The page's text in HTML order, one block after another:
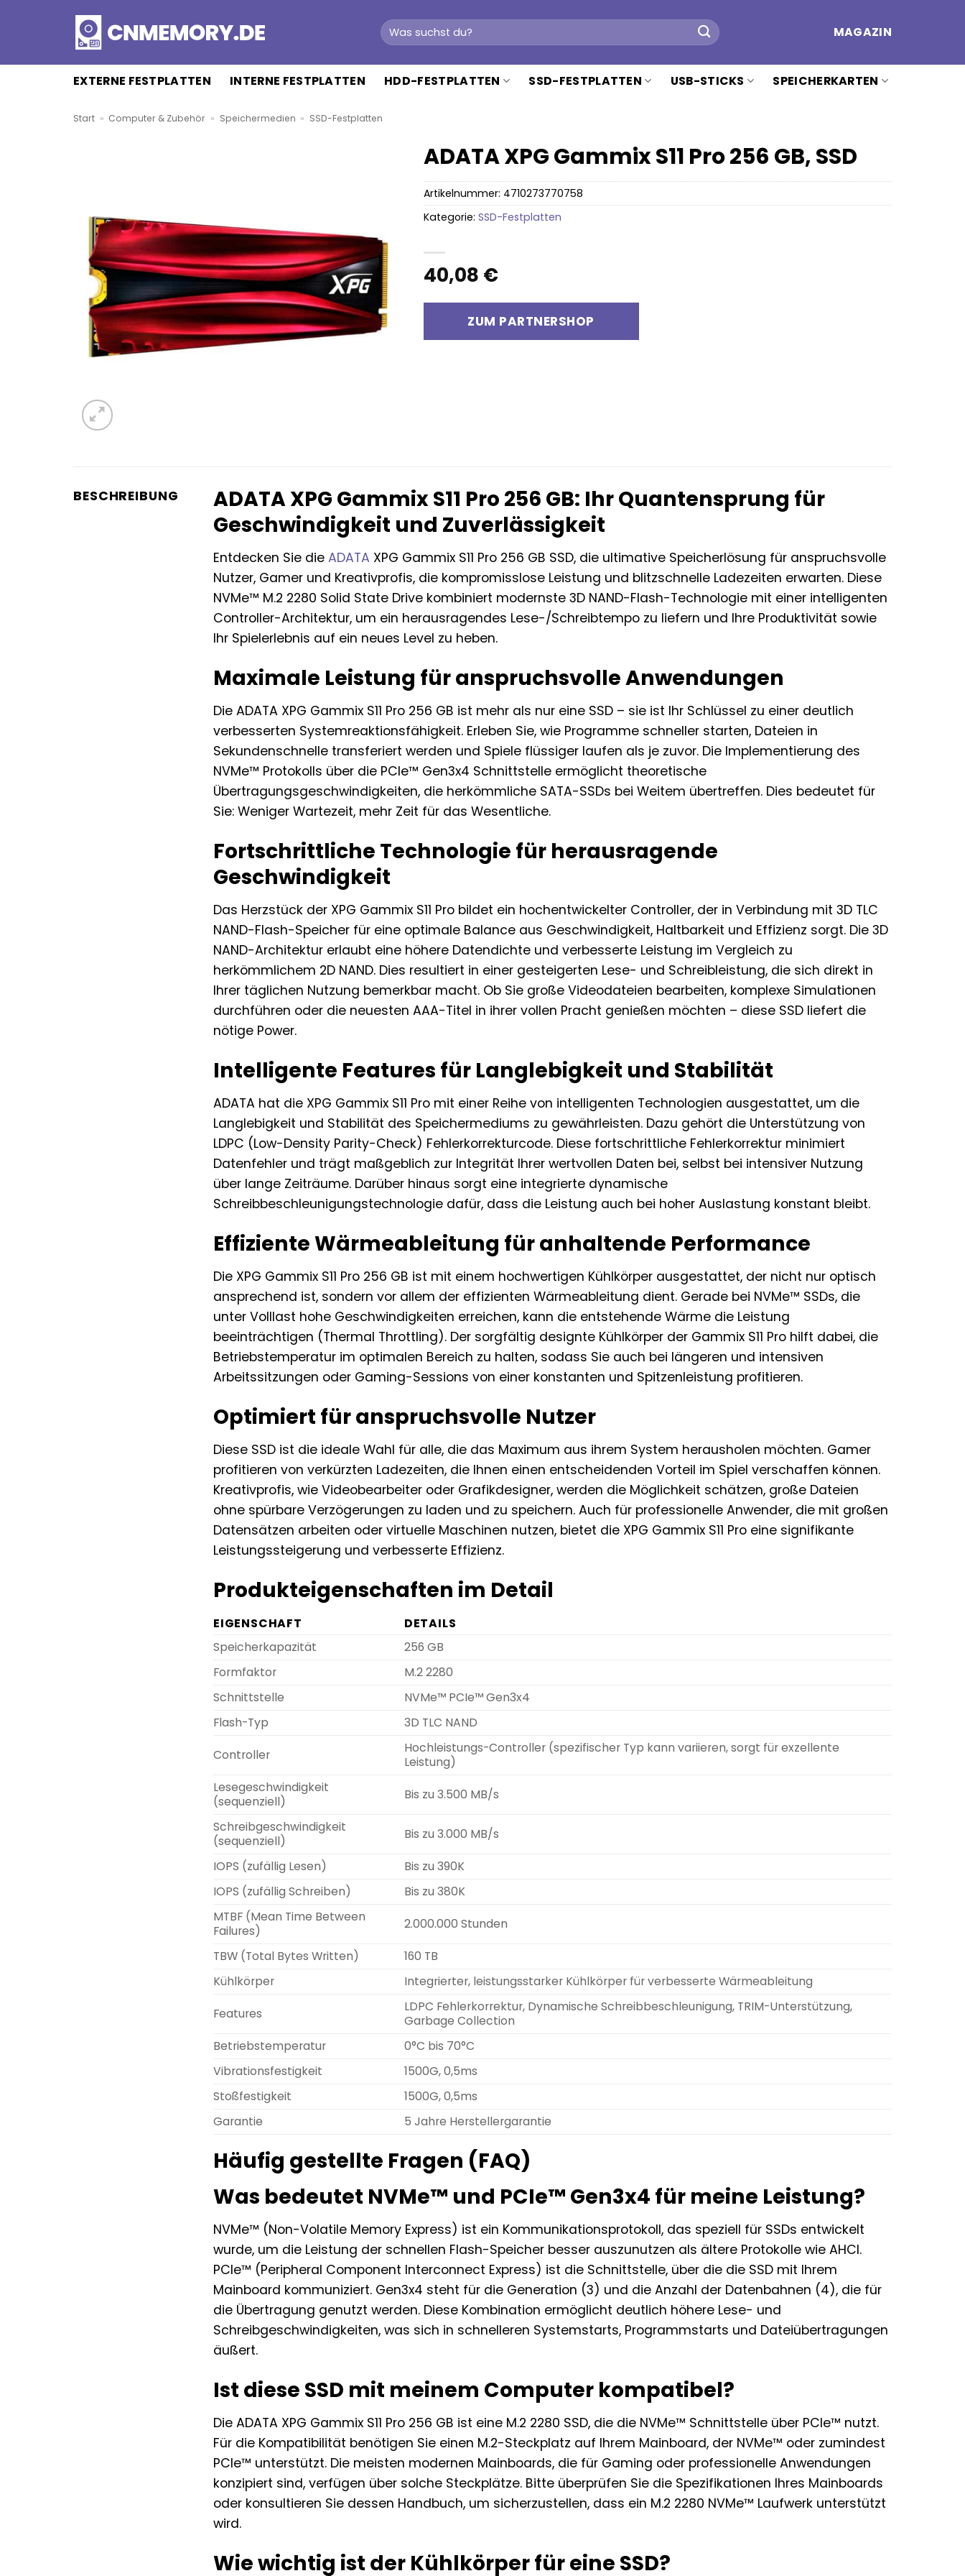
Suchen
nach:
MAGAZIN
EXTERNE FESTPLATTEN INTERNE FESTPLATTEN HDD-FESTPLATTEN SSD-FESTPLATTEN USB-STICKS SPEICHERKARTEN
Start » Computer & Zubehör » Speichermedien » SSD-Festplatten
ADATA XPG Gammix S11 Pro 256 GB, SSD
40,08 €
ZUM PARTNERSHOP
Artikelnummer: 4710273770758
Kategorie: SSD-Festplatten
BESCHREIBUNG
ADATA XPG Gammix S11 Pro 256 GB: Ihr Quantensprung für
Geschwindigkeit und Zuverlässigkeit
Entdecken Sie die ADATA XPG Gammix S11 Pro 256 GB SSD, die ultimative Speicherlösung für anspruchsvolle
Nutzer, Gamer und Kreativprofis, die kompromisslose Leistung und blitzschnelle Ladezeiten erwarten. Diese
NVMe™ M.2 2280 Solid State Drive kombiniert modernste 3D NAND-Flash-Technologie mit einer intelligenten
Controller-Architektur, um ein herausragendes Lese-/Schreibtempo zu liefern und Ihre Produktivität sowie
Ihr Spielerlebnis auf ein neues Level zu heben.
Maximale Leistung für anspruchsvolle Anwendungen
Die ADATA XPG Gammix S11 Pro 256 GB ist mehr als nur eine SSD – sie ist Ihr Schlüssel zu einer deutlich
verbesserten Systemreaktionsfähigkeit. Erleben Sie, wie Programme schneller starten, Dateien in
Sekundenschnelle transferiert werden und Spiele flüssiger laufen als je zuvor. Die Implementierung des
NVMe™ Protokolls über die PCIe™ Gen3x4 Schnittstelle ermöglicht theoretische
Übertragungsgeschwindigkeiten, die herkömmliche SATA-SSDs bei Weitem übertreffen. Dies bedeutet für
Sie: Weniger Wartezeit, mehr Zeit für das Wesentliche.
Fortschrittliche Technologie für herausragende
Geschwindigkeit
Das Herzstück der XPG Gammix S11 Pro bildet ein hochentwickelter Controller, der in Verbindung mit 3D TLC
NAND-Flash-Speicher für eine optimale Balance aus Geschwindigkeit, Haltbarkeit und Effizienz sorgt. Die 3D
NAND-Architektur erlaubt eine höhere Datendichte und verbesserte Leistung im Vergleich zu
herkömmlichem 2D NAND. Dies resultiert in einer gesteigerten Lese- und Schreibleistung, die sich direkt in
Ihrer täglichen Nutzung bemerkbar macht. Ob Sie große Videodateien bearbeiten, komplexe Simulationen
durchführen oder die neuesten AAA-Titel in ihrer vollen Pracht genießen möchten – diese SSD liefert die
nötige Power.
Intelligente Features für Langlebigkeit und Stabilität
ADATA hat die XPG Gammix S11 Pro mit einer Reihe von intelligenten Technologien ausgestattet, um die
Langlebigkeit und Stabilität des Speichermediums zu gewährleisten. Dazu gehört die Unterstützung von
LDPC (Low-Density Parity-Check) Fehlerkorrekturcode. Diese fortschrittliche Fehlerkorrektur minimiert
Datenfehler und trägt maßgeblich zur Integrität Ihrer wertvollen Daten bei, selbst bei intensiver Nutzung
über lange Zeiträume. Darüber hinaus sorgt eine integrierte dynamische
Schreibbeschleunigungstechnologie dafür, dass die Leistung auch bei hoher Auslastung konstant bleibt.
Effiziente Wärmeableitung für anhaltende Performance
Die XPG Gammix S11 Pro 256 GB ist mit einem hochwertigen Kühlkörper ausgestattet, der nicht nur optisch
ansprechend ist, sondern vor allem der effizienten Wärmeableitung dient. Gerade bei NVMe™ SSDs, die
unter Volllast hohe Geschwindigkeiten erreichen, kann die entstehende Wärme die Leistung
beeinträchtigen (Thermal Throttling). Der sorgfältig designte Kühlkörper der Gammix S11 Pro hilft dabei, die
Betriebstemperatur im optimalen Bereich zu halten, sodass Sie auch bei längeren und intensiven
Arbeitssitzungen oder Gaming-Sessions von einer konstanten und Spitzenleistung profitieren.
Optimiert für anspruchsvolle Nutzer
Diese SSD ist die ideale Wahl für alle, die das Maximum aus ihrem System herausholen möchten. Gamer
profitieren von verkürzten Ladezeiten, die Ihnen einen entscheidenden Vorteil im Spiel verschaffen können.
Kreativprofis, wie Videobearbeiter oder Grafikdesigner, werden die Möglichkeit schätzen, große Dateien
ohne spürbare Verzögerungen zu laden und zu speichern. Auch für professionelle Anwender, die mit großen
Datensätzen arbeiten oder virtuelle Maschinen nutzen, bietet die XPG Gammix S11 Pro eine signifikante
Leistungssteigerung und verbesserte Effizienz.
Produkteigenschaften im Detail
EIGENSCHAFT
DETAILS
Speicherkapazität
256 GB
Formfaktor
M.2 2280
Schnittstelle
NVMe™ PCIe™ Gen3x4
Flash-Typ
3D TLC NAND
Controller
Hochleistungs-Controller (spezifischer Typ kann variieren, sorgt für exzellente
Leistung)
Lesegeschwindigkeit
(sequenziell)
Bis zu 3.500 MB/s
Schreibgeschwindigkeit
(sequenziell)
Bis zu 3.000 MB/s
IOPS (zufällig Lesen)
Bis zu 390K
IOPS (zufällig Schreiben)
Bis zu 380K
MTBF (Mean Time Between
Failures)
2.000.000 Stunden
TBW (Total Bytes Written)
160 TB
Kühlkörper
Integrierter, leistungsstarker Kühlkörper für verbesserte Wärmeableitung
Features
LDPC Fehlerkorrektur, Dynamische Schreibbeschleunigung, TRIM-Unterstützung,
Garbage Collection
Betriebstemperatur
0°C bis 70°C
Vibrationsfestigkeit
1500G, 0,5ms
Stoßfestigkeit
1500G, 0,5ms
Garantie
5 Jahre Herstellergarantie
Häufig gestellte Fragen (FAQ)
Was bedeutet NVMe™ und PCIe™ Gen3x4 für meine Leistung?
NVMe™ (Non-Volatile Memory Express) ist ein Kommunikationsprotokoll, das speziell für SSDs entwickelt
wurde, um die Leistung der schnellen Flash-Speicher besser auszunutzen als ältere Protokolle wie AHCI.
PCIe™ (Peripheral Component Interconnect Express) ist die Schnittstelle, über die die SSD mit Ihrem
Mainboard kommuniziert. Gen3x4 steht für die Generation (3) und die Anzahl der Datenbahnen (4), die für
die Übertragung genutzt werden. Diese Kombination ermöglicht deutlich höhere Lese- und
Schreibgeschwindigkeiten, was sich in schnelleren Systemstarts, Programmstarts und Dateiübertragungen
äußert.
Ist diese SSD mit meinem Computer kompatibel?
Die ADATA XPG Gammix S11 Pro 256 GB ist eine M.2 2280 SSD, die die NVMe™ Schnittstelle über PCIe™ nutzt.
Für die Kompatibilität benötigen Sie einen M.2-Steckplatz auf Ihrem Mainboard, der NVMe™ oder zumindest
PCIe™ unterstützt. Die meisten modernen Mainboards, die für Gaming oder professionelle Anwendungen
konzipiert sind, verfügen über solche Steckplätze. Bitte überprüfen Sie die Spezifikationen Ihres Mainboards
oder konsultieren Sie dessen Handbuch, um sicherzustellen, dass ein M.2 2280 NVMe™ Laufwerk unterstützt
wird.
Wie wichtig ist der Kühlkörper für eine SSD?